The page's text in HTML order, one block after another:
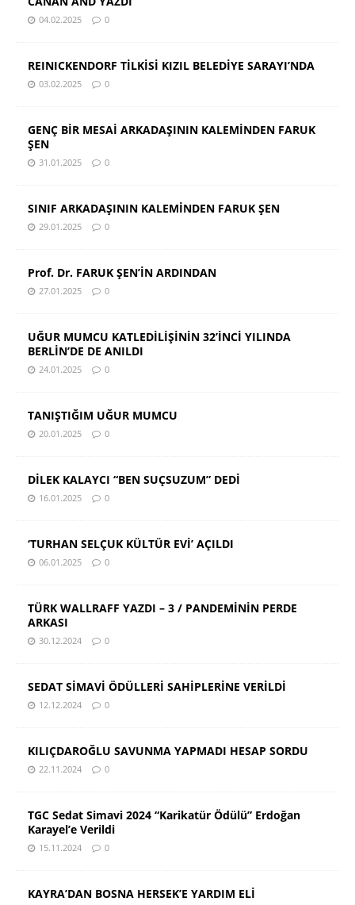
04.02.2025 0
REINICKENDORF TİLKİSİ KIZIL BELEDİYE SARAYI’NDA
03.02.2025 0
GENÇ BİR MESAİ ARKADAŞININ KALEMİNDEN FARUK
ŞEN
31.01.2025 0
SINIF ARKADAŞININ KALEMİNDEN FARUK ŞEN
29.01.2025 0
Prof. Dr. FARUK ŞEN’İN ARDINDAN
27.01.2025 0
UĞUR MUMCU KATLEDİLİŞİNİN 32’İNCİ YILINDA
BERLİN’DE DE ANILDI
24.01.2025 0
TANIŞTIĞIM UĞUR MUMCU
20.01.2025 0
DİLEK KALAYCI “BEN SUÇSUZUM” DEDİ
16.01.2025 0
‘TURHAN SELÇUK KÜLTÜR EVİ’ AÇILDI
06.01.2025 0
TÜRK WALLRAFF YAZDI – 3 / PANDEMİNİN PERDE
ARKASI
30.12.2024 0
SEDAT SİMAVİ ÖDÜLLERİ SAHİPLERİNE VERİLDİ
12.12.2024 0
KILIÇDAROĞLU SAVUNMA YAPMADI HESAP SORDU
22.11.2024 0
TGC Sedat Simavi 2024 “Karikatür Ödülü” Erdoğan
Karayel’e Verildi
15.11.2024 0
KAYRA’DAN BOSNA HERSEK’E YARDIM ELİ